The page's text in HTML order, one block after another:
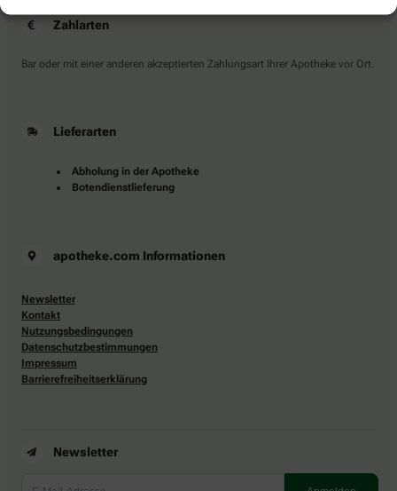
Zahlarten
Bar oder mit einer anderen akzeptierten Zahlungsart Ihrer Apotheke vor Ort.
Lieferarten
Abholung in der Apotheke
Botendienstlieferung
apotheke.com Informationen
Newsletter
Kontakt
Nutzungsbedingungen
Datenschutzbestimmungen
Impressum
Barrierefreiheitserklärung
Newsletter